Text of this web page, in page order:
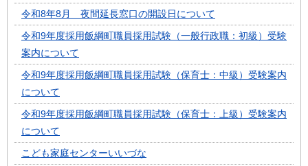
令和8年8月 夜間延長窓口の開設日について
令和9年度採用飯綱町職員採用試験（一般行政職：初級）受験
案内について
令和9年度採用飯綱町職員採用試験（保育士：中級）受験案内
について
令和9年度採用飯綱町職員採用試験（保育士：上級）受験案内
について
こども家庭センターいいづな